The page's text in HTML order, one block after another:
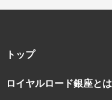
トップ
ロイヤルロード銀座とは